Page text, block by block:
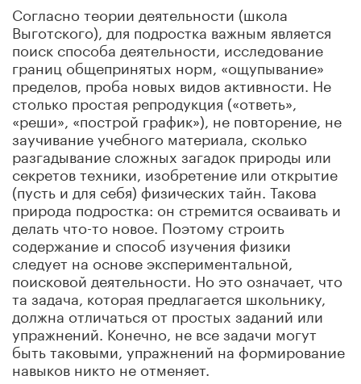
Согласно теории деятельности (школа
Выготского), для подростка важным является
поиск способа деятельности, исследование
границ общепринятых норм, «ощупывание»
пределов, проба новых видов активности. Не
столько простая репродукция («ответь»,
«реши», «построй график»), не повторение, не
заучивание учебного материала, сколько
разгадывание сложных загадок природы или
секретов техники, изобретение или открытие
(пусть и для себя) физических тайн. Такова
природа подростка: он стремится осваивать и
делать что-то новое. Поэтому строить
содержание и способ изучения физики
следует на основе экспериментальной,
поисковой деятельности. Но это означает, что
та задача, которая предлагается школьнику,
должна отличаться от простых заданий или
упражнений. Конечно, не все задачи могут
быть таковыми, упражнений на формирование
навыков никто не отменяет.